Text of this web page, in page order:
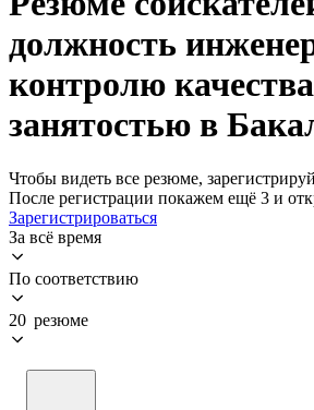
должность
контролю
занятостью в
Чтобы видеть все резюме,
После регистрации покажем ещё 3 и
Зарегистрироваться
За всё время
По соответствию
20 резюме